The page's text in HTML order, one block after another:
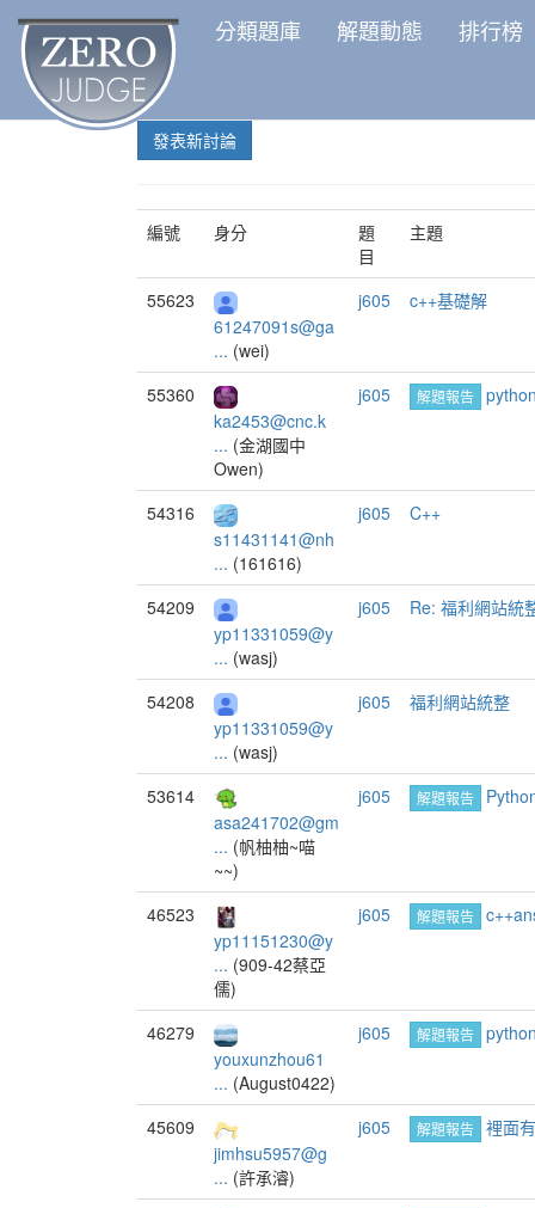
分類題庫 解題動態 排行榜
發表新討論
編號 身分
題
目
主題
55623
61247091s@ga
... (wei)
j605 c++基礎解
55360
ka2453@cnc.k
... (金湖國中
Owen)
j605 解題報告
54316
s11431141@nh
... (161616)
j605 C++
54209
yp11331059@y
... (wasj)
j605 Re: 福利網站統
54208
yp11331059@y
... (wasj)
j605 福利網站統整
53614
asa241702@gm
... (帆柚柚~喵
~~)
j605 解題報告
46523
yp11151230@y
... (909-42蔡亞
儒)
j605 解題報告
46279
youxunzhou61
... (August0422)
j605 解題報告
45609
jimhsu5957@g
... (許承濬)
j605 解題報告 裡面